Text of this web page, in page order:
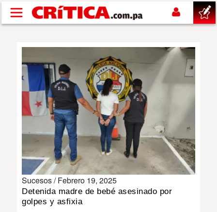
Pasar al contenido principal
SUCESOS
DEPORTES
MUNDO
Sucesos /Febrero 19, 2025
Detenida madre de bebé asesinado por
golpes y asfixia